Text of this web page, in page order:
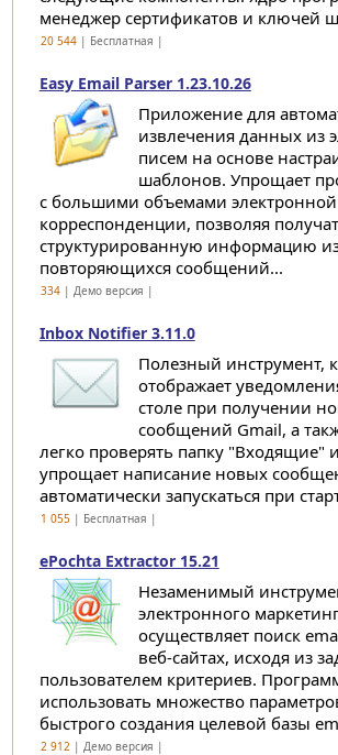
менеджер сертификатов и ключей
20 544| Бесплатная |
Easy Email Parser 1.23.10.26
Приложение для
извлечения данных из
писем на основе
шаблонов. Упрощает
с большими объемами электронной
корреспонденции, позволяя
структурированную информацию
повторяющихся сообщений...
334| Демо версия |
Inbox Notifier 3.11.0
Полезный инструмент,
отображает
столе при получении
сообщений Gmail, а
легко проверять папку "Входящие"
упрощает написание новых
автоматически запускаться при
1 055| Бесплатная |
ePochta Extractor 15.21
Незаменимый
электронного
осуществляет поиск
веб-сайтах, исходя из
пользователем критериев.
использовать множество
быстрого создания целевой базы
2 912| Демо версия |